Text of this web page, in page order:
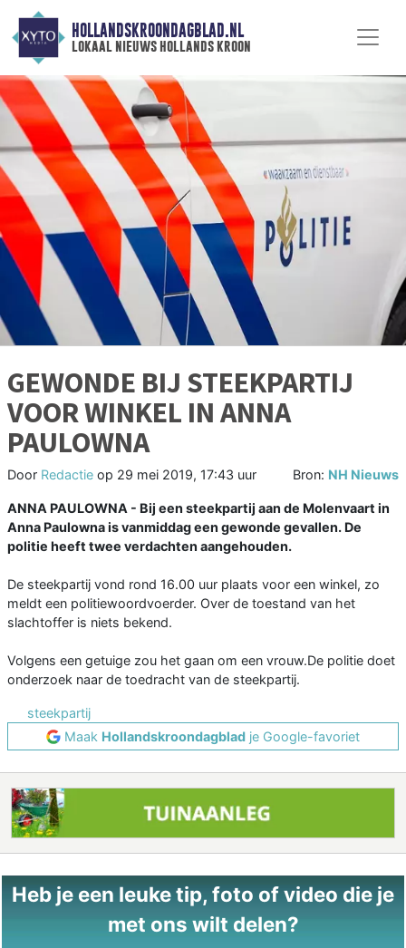
HOLLANDSKROONDAGBLAD.NL
lokaal nieuws hollands kroon
GEWONDE BIJ STEEKPARTIJ
VOOR WINKEL IN ANNA
PAULOWNA
Door Redactie op 29 mei 2019, 17:43 uur Bron: NH Nieuws
ANNA PAULOWNA - Bij een steekpartij aan de Molenvaart in
Anna Paulowna is vanmiddag een gewonde gevallen. De
politie heeft twee verdachten aangehouden.
De steekpartij vond rond 16.00 uur plaats voor een winkel, zo
meldt een politiewoordvoerder. Over de toestand van het
slachtoffer is niets bekend.
Volgens een getuige zou het gaan om een vrouw.De politie doet
onderzoek naar de toedracht van de steekpartij.
steekpartij
Maak Hollandskroondagblad je Google-favoriet
Heb je een leuke tip, foto of video die je
met ons wilt delen?